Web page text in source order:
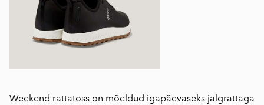
Weekend rattatoss on mõeldud igapäevaseks jalgrattaga